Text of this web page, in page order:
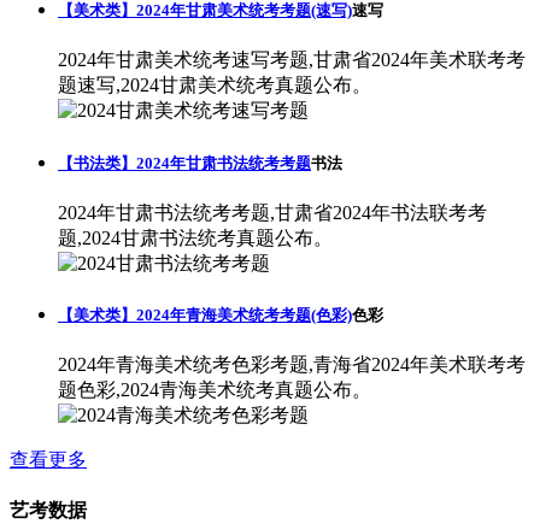
【美术类】2024年甘肃美术统考考题(速写)速写
2024年甘肃美术统考速写考题,甘肃省2024年美术联考考
题速写,2024甘肃美术统考真题公布。
【书法类】2024年甘肃书法统考考题书法
2024年甘肃书法统考考题,甘肃省2024年书法联考考
题,2024甘肃书法统考真题公布。
【美术类】2024年青海美术统考考题(色彩)色彩
2024年青海美术统考色彩考题,青海省2024年美术联考考
题色彩,2024青海美术统考真题公布。
查看更多
艺考数据